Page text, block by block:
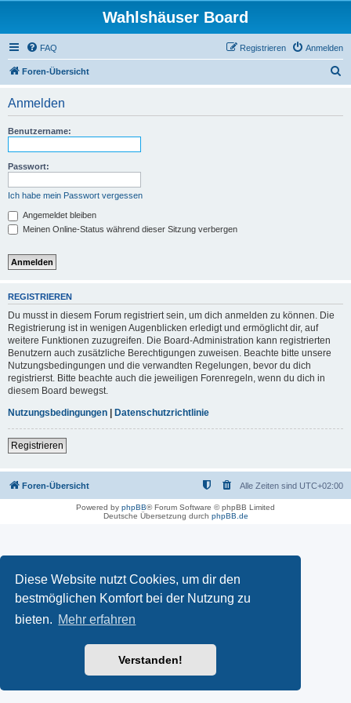
Diese Website nutzt Cookies, um dir den
bestmöglichen Komfort bei der Nutzung zu
bieten. Mehr erfahren
Verstanden!
Wahlshäuser Board
FAQ Anmelden
Registrieren
Foren-Übersicht
Anmelden
Benutzername:
Passwort:
Ich habe mein Passwort vergessen
Angemeldet bleiben
Meinen Online-Status während dieser Sitzung verbergen
REGISTRIEREN
Du musst in diesem Forum registriert sein, um dich anmelden zu können. Die
Registrierung ist in wenigen Augenblicken erledigt und ermöglicht dir, auf
weitere Funktionen zuzugreifen. Die Board-Administration kann registrierten
Benutzern auch zusätzliche Berechtigungen zuweisen. Beachte bitte unsere
Nutzungsbedingungen und die verwandten Regelungen, bevor du dich
registrierst. Bitte beachte auch die jeweiligen Forenregeln, wenn du dich in
diesem Board bewegst.
Nutzungsbedingungen | Datenschutzrichtlinie
Registrieren
Foren-Übersicht Alle Zeiten sind UTC+02:00
Powered by phpBB® Forum Software © phpBB Limited
Deutsche Übersetzung durch phpBB.de